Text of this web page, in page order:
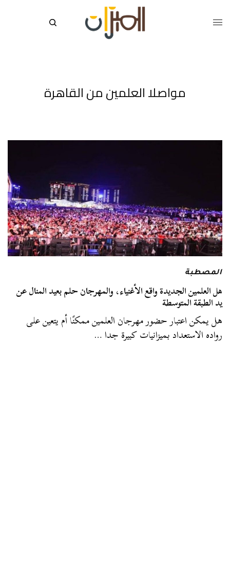
مواصلا العلمين من القاهرة
المصطبة
هل العلمين الجديدة واقع الأغنياء، والمهرجان حلم بعيد المنال عن
يد الطبقة المتوسطة
هل يمكن اعتبار حضور مهرجان العلمين ممكنًا أم يتعين على
رواده الاستعداد بميزانيات كبيرة جدا …